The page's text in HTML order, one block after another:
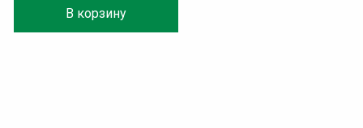
В корзину